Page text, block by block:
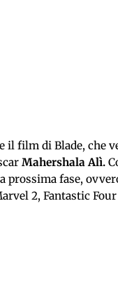
il film di Blade, che
Mahershala Alì.
fase,
2, Fantastic